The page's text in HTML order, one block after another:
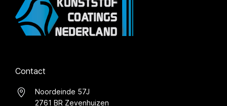
Contact
Noordeinde 57J
2761 BR Zevenhuizen